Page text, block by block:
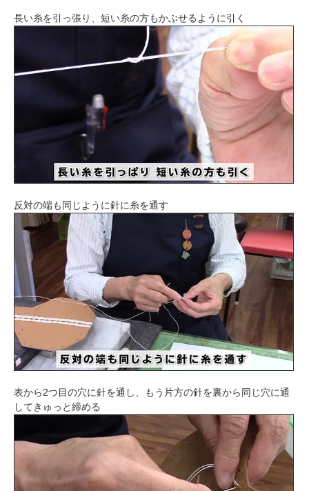
長い糸を引っ張り、短い糸の方もかぶせるように引く
反対の端も同じように針に糸を通す
表から2つ目の穴に針を通し、もう片方の針を裏から同じ穴に通
してきゅっと締める